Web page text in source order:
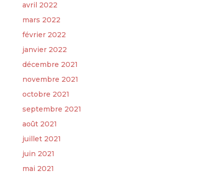
avril 2022
mars 2022
février 2022
janvier 2022
décembre 2021
novembre 2021
octobre 2021
septembre 2021
août 2021
juillet 2021
juin 2021
mai 2021